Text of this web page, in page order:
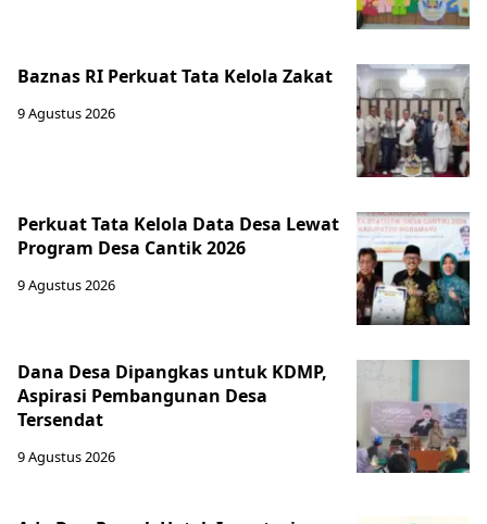
Baznas RI Perkuat Tata Kelola Zakat
9 Agustus 2026
Perkuat Tata Kelola Data Desa Lewat
Program Desa Cantik 2026
9 Agustus 2026
Dana Desa Dipangkas untuk KDMP,
Aspirasi Pembangunan Desa
Tersendat
9 Agustus 2026